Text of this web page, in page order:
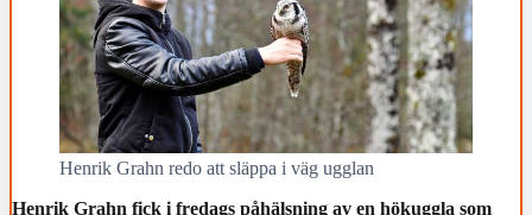
Henrik Grahn redo att släppa i väg ugglan
Henrik Grahn fick i fredags påhälsning av en hökuggla som